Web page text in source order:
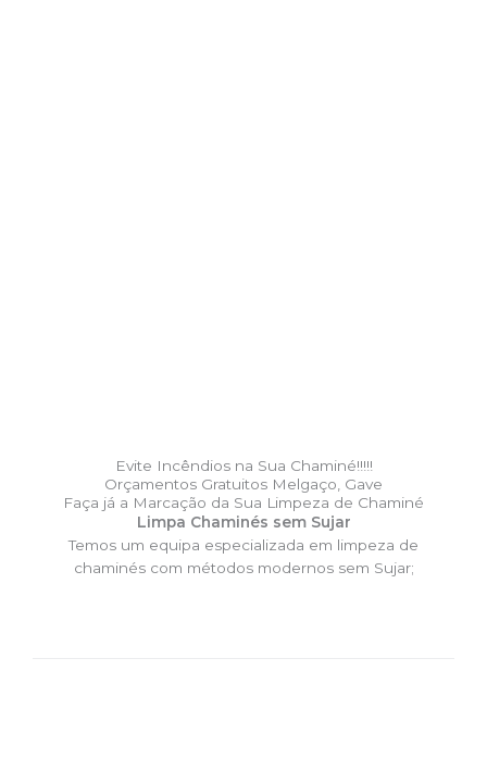
Evite Incêndios na Sua Chaminé!!!!!
Orçamentos Gratuitos Melgaço, Gave
Faça já a Marcação da Sua Limpeza de Chaminé
Limpa Chaminés sem Sujar
Temos um equipa especializada em limpeza de
chaminés com métodos modernos sem Sujar;